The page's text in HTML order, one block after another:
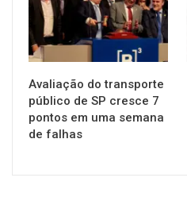
Avaliação do transporte
público de SP cresce 7
pontos em uma semana
de falhas